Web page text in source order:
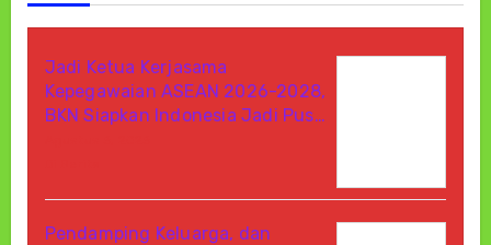
Jadi Ketua Kerjasama
Kepegawaian ASEAN 2026-2028,
BKN Siapkan Indonesia Jadi Pus…
Pendamping Keluarga, dan